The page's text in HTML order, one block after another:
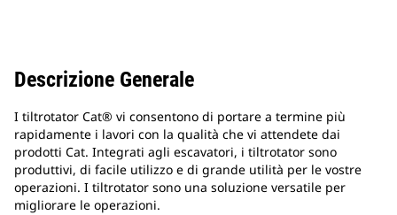
Descrizione Generale
I tiltrotator Cat® vi consentono di portare a termine più
rapidamente i lavori con la qualità che vi attendete dai
prodotti Cat. Integrati agli escavatori, i tiltrotator sono
produttivi, di facile utilizzo e di grande utilità per le vostre
operazioni. I tiltrotator sono una soluzione versatile per
migliorare le operazioni.